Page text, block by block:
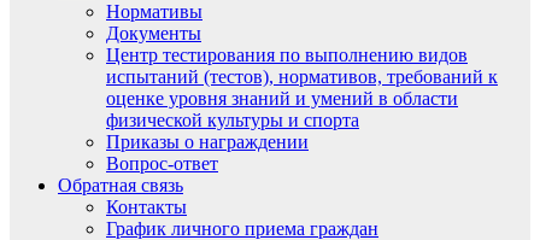
Нормативы
Документы
Центр тестирования по выполнению видов
испытаний (тестов), нормативов, требований к
оценке уровня знаний и умений в области
физической культуры и спорта
Приказы о награждении
Вопрос-ответ
Обратная связь
Контакты
График личного приема граждан